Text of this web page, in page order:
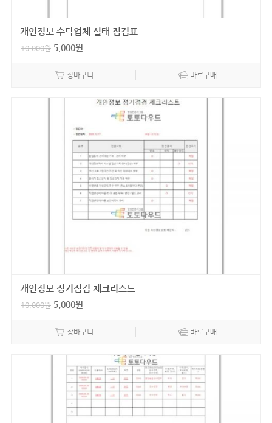
개인정보 수탁업체 실태 점검표
10,000원 5,000원
장바구니 바로구매
개인정보 정기점검 체크리스트
10,000원 5,000원
장바구니 바로구매